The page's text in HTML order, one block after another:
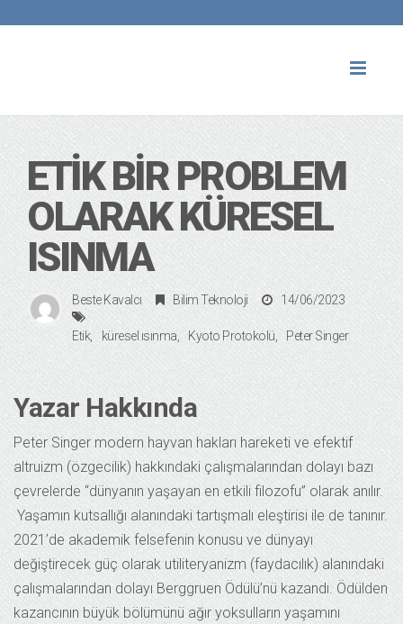
ETIK BIR PROBLEM
OLARAK KÜRESEL
ISINMA
Beste Kavalcı Bilim Teknoloji 14/06/2023
Etik küresel ısınma Kyoto Protokolü Peter Singer
Yazar Hakkında
Peter Singer modern hayvan hakları hareketi ve efektif
altruizm (özgecilik) hakkındaki çalışmalarından dolayı bazı
çevrelerde “dünyanın yaşayan en etkili filozofu” olarak anılır.
Yaşamın kutsallığı alanındaki tartışmalı eleştirisi ile de tanınır.
2021’de akademik felsefenin konusu ve dünyayı
değiştirecek güç olarak utiliteryanizm (faydacılık) alanındaki
çalışmalarından dolayı Berggruen Ödülü’nü kazandı. Ödülden
kazancının büyük bölümünü ağır yoksulların yaşamını